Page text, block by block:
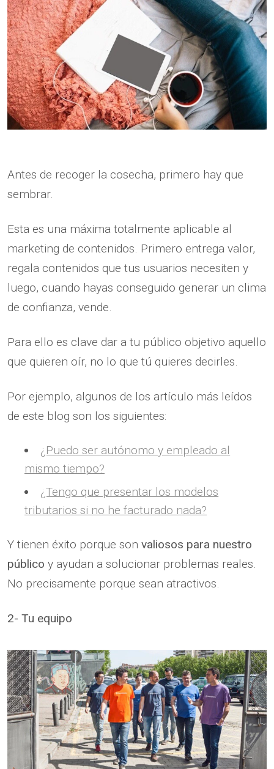
Antes de recoger la cosecha, primero hay que
sembrar.
Esta es una máxima totalmente aplicable al
marketing de contenidos. Primero entrega valor,
regala contenidos que tus usuarios necesiten y
luego, cuando hayas conseguido generar un clima
de confianza, vende.
Para ello es clave dar a tu público objetivo aquello
que quieren oír, no lo que tú quieres decirles.
Por ejemplo, algunos de los artículo más leídos
de este blog son los siguientes:
¿Puedo ser autónomo y empleado al
mismo tiempo?
¿Tengo que presentar los modelos
tributarios si no he facturado nada?
Y tienen éxito porque son valiosos para nuestro
público y ayudan a solucionar problemas reales.
No precisamente porque sean atractivos.
2- Tu equipo